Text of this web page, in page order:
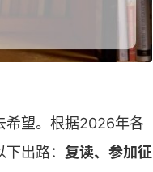
希望。根据2026年各
出路： 复读、参加征